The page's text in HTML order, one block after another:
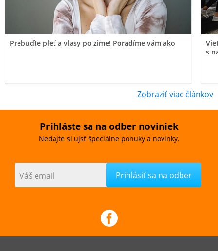
Prebuďte pleť a vlasy po zime! Poradíme vám ako
s
Zobraziť viac článkov
Prihláste sa na odber noviniek
Nedajte si ujsť špeciálne ponuky a novinky.
Váš email